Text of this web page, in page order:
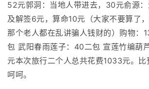
52元郭洞：当地人带进去，30元俞源
及解签6元，算命10元（大家不要算了，
那个老人都在乱讲骗人钱财的）购物：
包 武阳春雨莲子：40二包 宣莲竹编葫
元本次旅行二个人总共花费1033元。比
呵呵。